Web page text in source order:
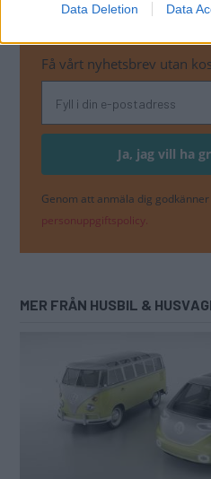
Data Deletion Data
MISSA INTE KOMMANDE
Få vårt nyhetsbrev utan
Genom att anmäla dig
personuppgiftspolicy.
MER FRÅN HUSBIL &